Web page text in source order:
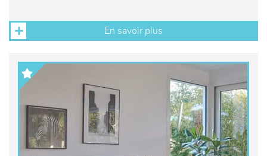
En savoir plus